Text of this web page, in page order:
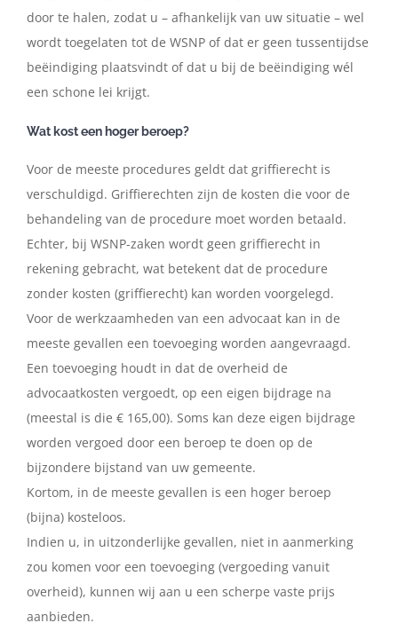
door te halen, zodat u – afhankelijk van uw situatie – wel
wordt toegelaten tot de WSNP of dat er geen tussentijdse
beëindiging plaatsvindt of dat u bij de beëindiging wél
een schone lei krijgt.
Wat kost een hoger beroep?
Voor de meeste procedures geldt dat griffierecht is
verschuldigd. Griffierechten zijn de kosten die voor de
behandeling van de procedure moet worden betaald.
Echter, bij WSNP-zaken wordt geen griffierecht in
rekening gebracht, wat betekent dat de procedure
zonder kosten (griffierecht) kan worden voorgelegd.
Voor de werkzaamheden van een advocaat kan in de
meeste gevallen een toevoeging worden aangevraagd.
Een toevoeging houdt in dat de overheid de
advocaatkosten vergoedt, op een eigen bijdrage na
(meestal is die € 165,00). Soms kan deze eigen bijdrage
worden vergoed door een beroep te doen op de
bijzondere bijstand van uw gemeente.
Kortom, in de meeste gevallen is een hoger beroep
(bijna) kosteloos.
Indien u, in uitzonderlijke gevallen, niet in aanmerking
zou komen voor een toevoeging (vergoeding vanuit
overheid), kunnen wij aan u een scherpe vaste prijs
aanbieden.